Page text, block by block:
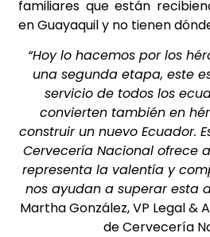
familiares que están
en Guayaquil y no tienen
“Hoy lo hacemos por los
una segunda etapa, este
servicio de todos los
convierten también en
construir un nuevo Ecuador.
Cervecería Nacional ofrece
representa la valentía y
nos ayudan a superar esta
Martha González, VP Legal &
de Cervecería